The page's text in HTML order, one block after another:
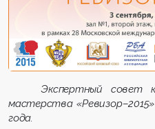
Экспертный совет
мастерства «Ревизор–
года.